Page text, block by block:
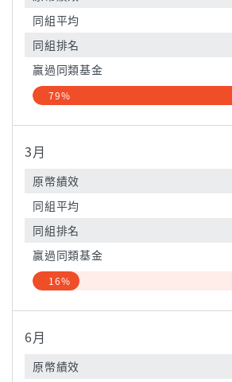
同組平均
同組排名
贏過同類基金
79%
3月
原幣績效
同組平均
同組排名
贏過同類基金
16%
6月
原幣績效